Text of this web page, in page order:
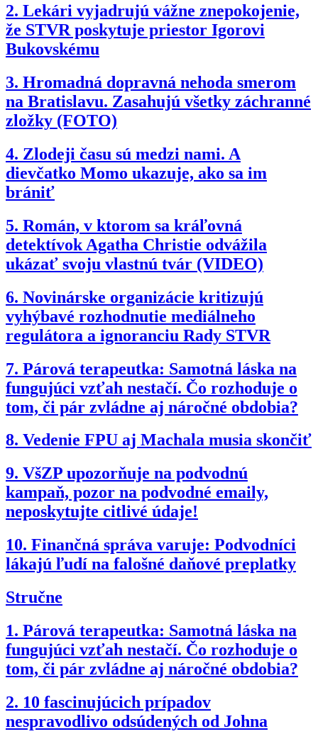
2. Lekári vyjadrujú vážne znepokojenie,
že STVR poskytuje priestor Igorovi
Bukovskému
3. Hromadná dopravná nehoda smerom
na Bratislavu. Zasahujú všetky záchranné
zložky (FOTO)
4. Zlodeji času sú medzi nami. A
dievčatko Momo ukazuje, ako sa im
brániť
5. Román, v ktorom sa kráľovná
detektívok Agatha Christie odvážila
ukázať svoju vlastnú tvár (VIDEO)
6. Novinárske organizácie kritizujú
vyhýbavé rozhodnutie mediálneho
regulátora a ignoranciu Rady STVR
7. Párová terapeutka: Samotná láska na
fungujúci vzťah nestačí. Čo rozhoduje o
tom, či pár zvládne aj náročné obdobia?
8. Vedenie FPU aj Machala musia skončiť
9. VšZP upozorňuje na podvodnú
kampaň, pozor na podvodné emaily,
neposkytujte citlivé údaje!
10. Finančná správa varuje: Podvodníci
lákajú ľudí na falošné daňové preplatky
Stručne
1. Párová terapeutka: Samotná láska na
fungujúci vzťah nestačí. Čo rozhoduje o
tom, či pár zvládne aj náročné obdobia?
2. 10 fascinujúcich prípadov
nespravodlivo odsúdených od Johna